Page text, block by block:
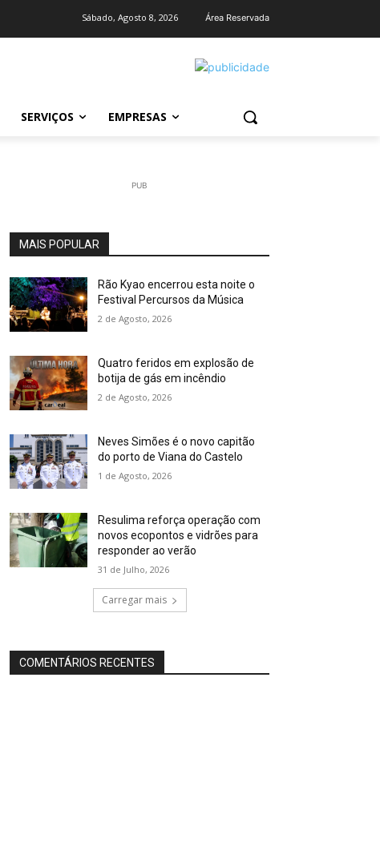
Sábado, Agosto 8, 2026 Área Reservada
SERVIÇOS EMPRESAS
PUB
MAIS POPULAR
Rão Kyao encerrou esta noite o
Festival Percursos da Música
2 de Agosto, 2026
Quatro feridos em explosão de
botija de gás em incêndio
2 de Agosto, 2026
Neves Simões é o novo capitão
do porto de Viana do Castelo
1 de Agosto, 2026
Resulima reforça operação com
novos ecopontos e vidrões para
responder ao verão
31 de Julho, 2026
Carregar mais
COMENTÁRIOS RECENTES